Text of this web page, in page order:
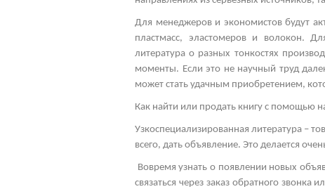
Для менеджеров и экономистов будут
пластмасс, эластомеров и волокон.
литература о разных тонкостях
моменты. Если это не научный труд
может стать удачным приобретением,
Как найти или продать книгу с помощью
Узкоспециализированная литература –
всего, дать объявление. Это делается
Вовремя узнать о появлении новых
связаться через заказ обратного